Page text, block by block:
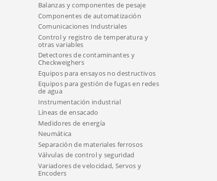
Balanzas y componentes de pesaje
Componentes de automatización
Comunicaciones Industriales
Control y registro de temperatura y
otras variables
Detectores de contaminantes y
Checkweighers
Equipos para ensayos no destructivos
Equipos para gestión de fugas en redes
de agua
Instrumentación industrial
Líneas de ensacado
Medidores de energía
Neumática
Separación de materiales ferrosos
Válvulas de control y seguridad
Variadores de velocidad, Servos y
Encoders